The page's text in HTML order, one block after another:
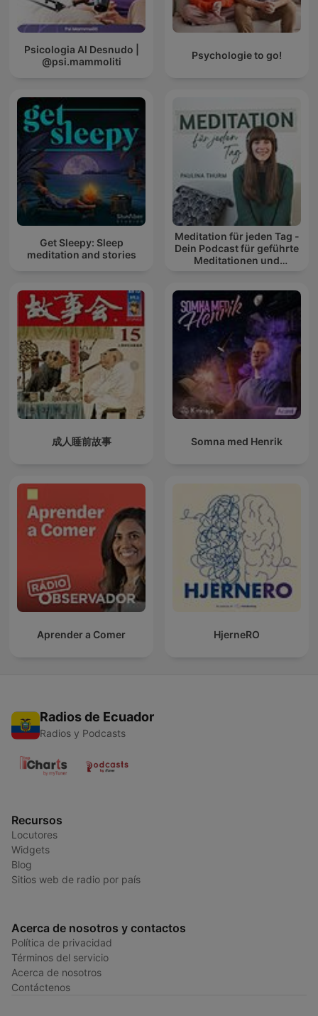
Psicologia Al Desnudo |
@psi.mammoliti
Psychologie to go!
Get Sleepy: Sleep
meditation and stories
Meditation für jeden Tag -
Dein Podcast für geführte
Meditationen und
成人睡前故事 Somna med Henrik
Aprender a Comer HjerneRO
Radios de Ecuador
Radios y Podcasts
Recursos
Locutores
Widgets
Blog
Sitios web de radio por país
Acerca de nosotros y contactos
Política de privacidad
Términos del servicio
Acerca de nosotros
Contáctenos